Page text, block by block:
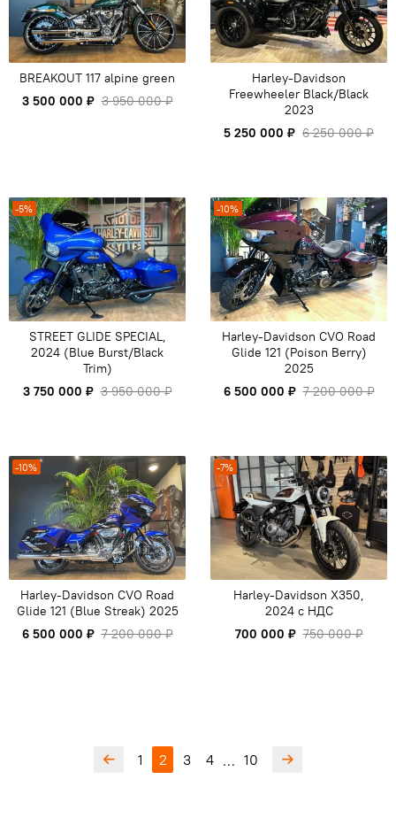
BREAKOUT 117 alpine green
3 500 000 ₽ 3 950 000 ₽
Harley-Davidson
Freewheeler Black/Black
2023
5 250 000 ₽ 6 250 000 ₽
-5%
STREET GLIDE SPECIAL,
2024 (Blue Burst/Black
Trim)
3 750 000 ₽ 3 950 000 ₽
-10%
Harley-Davidson CVO Road
Glide 121 (Poison Berry)
2025
6 500 000 ₽ 7 200 000 ₽
-10%
Harley-Davidson CVO Road
Glide 121 (Blue Streak) 2025
6 500 000 ₽ 7 200 000 ₽
-7%
Harley-Davidson X350,
2024 c НДС
700 000 ₽ 750 000 ₽
1 2 3 4 … 10